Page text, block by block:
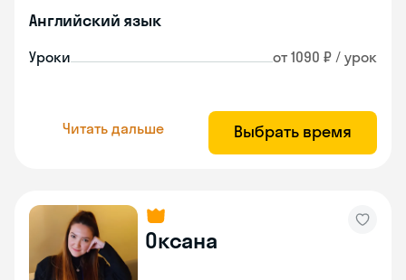
Английский язык
Уроки от 1090 ₽ / урок
Читать дальше Выбрать время
Оксана